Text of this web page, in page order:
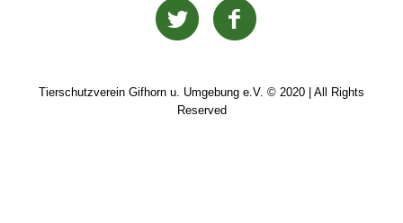
Tierschutzverein Gifhorn u. Umgebung e.V. © 2020 | All Rights
Reserved